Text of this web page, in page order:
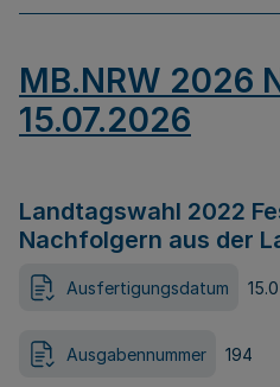
MB.NRW 2026
15.07.2026
Landtagswahl 2022
Nachfolgern aus der
Ausfertigungsdatum
Ausgabennummer 194